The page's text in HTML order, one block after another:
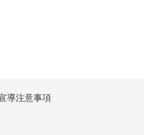
導注意事項